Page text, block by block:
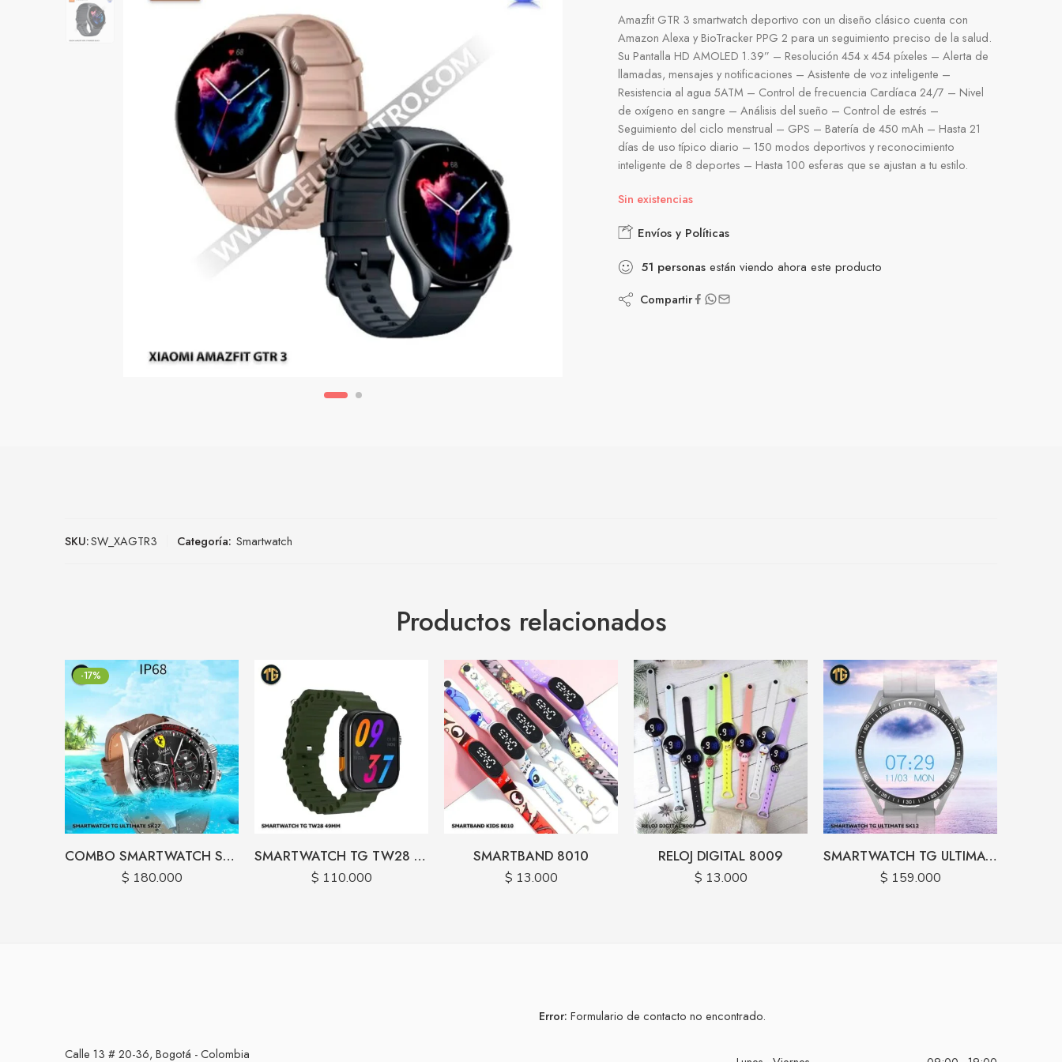
Amazfit GTR 3 smartwatch deportivo con un diseño clásico cuenta con
Amazon Alexa y BioTracker PPG 2 para un seguimiento preciso de la salud.
Su Pantalla HD AMOLED 1.39” – Resolución 454 x 454 píxeles – Alerta de
llamadas, mensajes y notificaciones – Asistente de voz inteligente –
Resistencia al agua 5ATM – Control de frecuencia Cardíaca 24/7 – Nivel
de oxígeno en sangre – Análisis del sueño – Control de estrés –
Seguimiento del ciclo menstrual – GPS – Batería de 450 mAh – Hasta 21
días de uso típico diario – 150 modos deportivos y reconocimiento
inteligente de 8 deportes – Hasta 100 esferas que se ajustan a tu estilo.
Sin existencias
Envíos y Políticas
51 personas están viendo ahora este producto
Compartir
SKU:SW_XAGTR3 Categoría: Smartwatch
Productos relacionados
-17%
COMBO SMARTWATCH SK27 OBSEQUIO MANOS LIBRES BLUETOOTH
$ 180.000
SMARTWATCH TG TW28 CARGA INALAMBRICA
$ 110.000
SMARTBAND 8010
$ 13.000
RELOJ DIGITAL 8009
$ 13.000
SMARTWATCH TG ULTIMATE SK12 PLUS CARGA INALAMBRICA
$ 159.000
Calle 13 # 20-36, Bogotá - Colombia
Error: Formulario de contacto no encontrado.